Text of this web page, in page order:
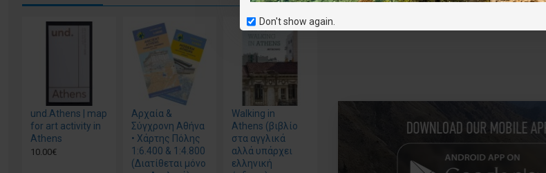
Don't show again.
und.Athens | map
for art activity in
Athens
10.00€
Αρχαία &
Σύγχρονη Αθήνα
• Χάρτης Πόλης
1:6.400 & 1:4.800
(Διατίθεται μόνο
Walking in
Athens (βιβλίο
στα αγγλικά
αλλά υπάρχει
ελληνική